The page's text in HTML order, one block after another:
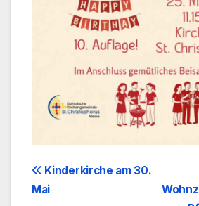
Kinderkirche am 30.
Mai